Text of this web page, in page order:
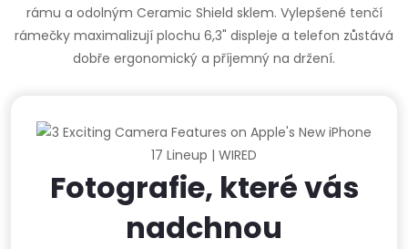
rámu a odolným Ceramic Shield sklem. Vylepšené tenčí
rámečky maximalizují plochu 6,3" displeje a telefon zůstává
dobře ergonomický a příjemný na držení.
Fotografie, které vás
nadchnou